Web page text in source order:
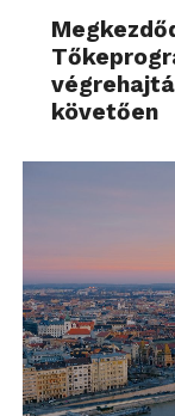
követően